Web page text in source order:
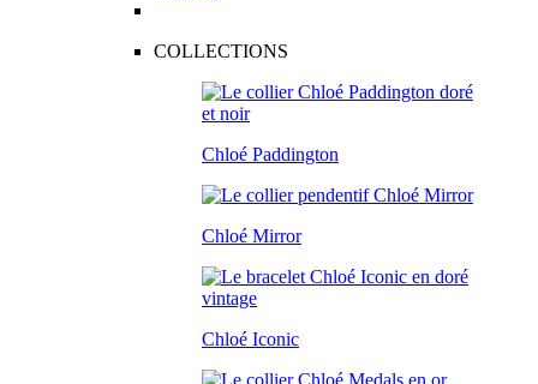
COLLECTIONS
Chloé Paddington
Chloé Mirror
Chloé Iconic